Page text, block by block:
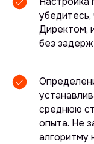
Директом,
без
среднюю
опыта. Не
алгоритму